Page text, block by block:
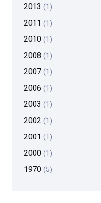
2013 (1)
2011 (1)
2010 (1)
2008 (1)
2007 (1)
2006 (1)
2003 (1)
2002 (1)
2001 (1)
2000 (1)
1970 (5)